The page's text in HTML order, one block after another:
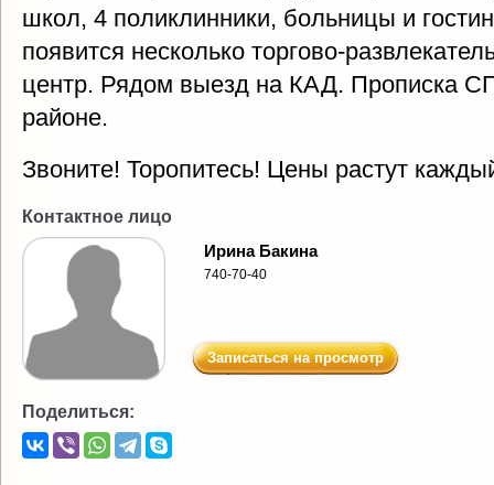
школ, 4 поликлинники, больницы и
появится несколько торгово-
центр. Рядом выезд на КАД. Прописка
районе.
Звоните! Торопитесь! Цены растут
Контактное лицо
Ирина Бакина
740-70-40
Записаться на просмотр
Поделиться: